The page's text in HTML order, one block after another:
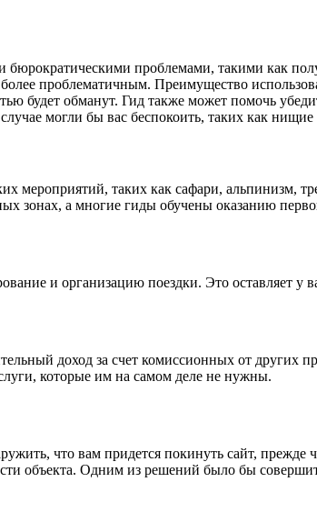
проблемами, такими как
проблематичным. Преимущество
будет обманут. Гид также может помочь
могли бы вас беспокоить, таких как
мероприятий, таких как сафари, альпинизм,
зонах, а многие гиды обучены оказанию
и организацию поездки. Это оставляет у
доход за счет комиссионных от других
которые им на самом деле не нужны.
что вам придется покинуть сайт, прежде
объекта. Одним из решений было бы